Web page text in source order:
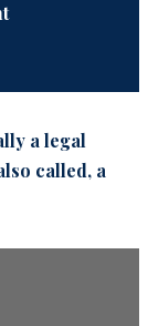
a legal
called, a